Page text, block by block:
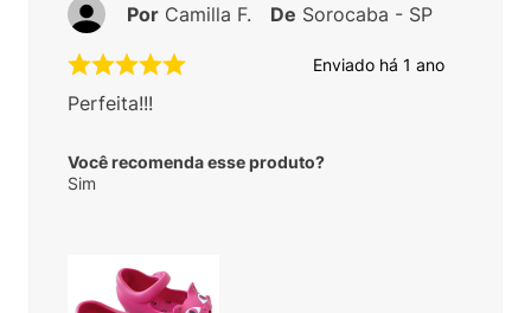
Enviado há 1 ano
Perfeita!!!
Você recomenda esse produto?
Sim
Por Camilla F. De Sorocaba - SP